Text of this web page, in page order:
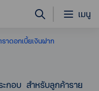
เมนู
าดอกเบี้ยเงินฝาก
ะกอบ สำหรับลูกค้าราย